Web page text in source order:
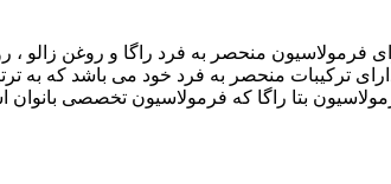
بتا راگا که فرمولاسیون تخصصی